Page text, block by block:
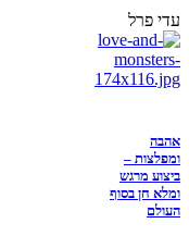
עדי פרל
אהבה
ומפלצות –
ביצוע מרגש
ומלא חן בסוף
העולם